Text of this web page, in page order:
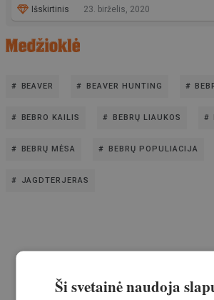
Išskirtinis 23. birželis, 2020
BEAVER BEAVER HUNTING
BEBRO KAILIS BEBRŲ LIAUKOS
BEBRŲ MĖSA BEBRŲ POPULIACIJA
JAGDTERJERAS
Ši svetainė naudoja